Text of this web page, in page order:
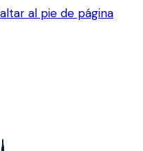
al pie de página